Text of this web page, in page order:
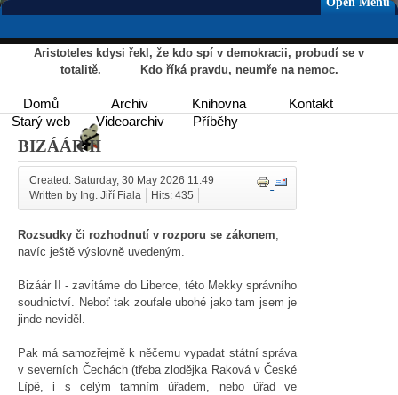
Aristoteles kdysi řekl, že kdo spí v demokracii, probudí se v
totalitě. Kdo říká pravdu, neumře na nemoc.
Domů Archiv Knihovna
Kontakt
Starý web
Videoarchiv Příběhy
BIZÁÁR II
Created: Saturday, 30 May 2026 11:49
Written by Ing. Jiří Fiala
Hits: 435
Rozsudky či rozhodnutí v rozporu se zákonem
navíc ještě výslovně uvedeným.
Bizáár II - zavítáme do Liberce, této Mekky správního
soudnictví. Neboť tak zoufale ubohé jako tam jsem je
jinde neviděl.
Pak má samozřejmě k něčemu vypadat státní správa
v severních Čechách (třeba zlodějka Raková v České
Lípě, i s celým tamním úřadem, nebo úřad ve